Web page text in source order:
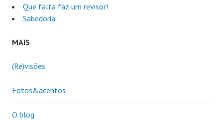
Que falta faz um revisor!
Sabedoria
MAIS
(Re)visões
Fotos&acentos
O blog